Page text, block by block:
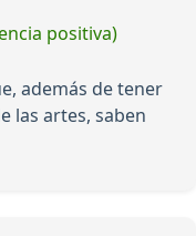
positiva)
además de tener
las artes, saben